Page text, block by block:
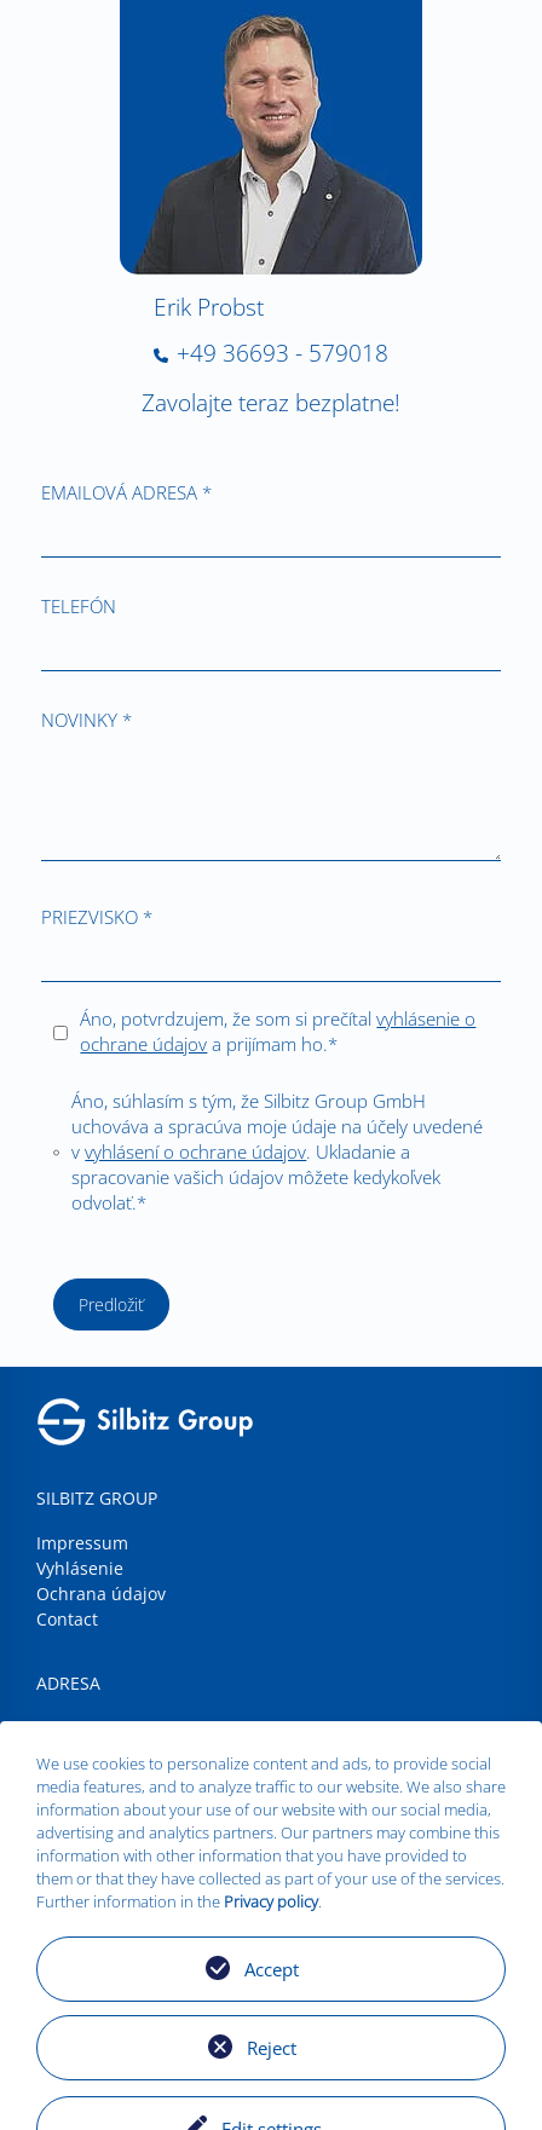
Erik Probst
+49 36693 - 579018
Zavolajte teraz bezplatne!
EMAILOVÁ ADRESA *
TELEFÓN
NOVINKY *
PRIEZVISKO *
Áno, potvrdzujem, že som si prečítalvyhlásenie o
ochrane údajov a prijímam ho.*
Áno, súhlasím s tým, že Silbitz Group GmbH
uchováva a spracúva moje údaje na účely uvedené
vvyhlásení o ochrane údajov. Ukladanie a
spracovanie vašich údajov môžete kedykoľvek
odvolať.*
Predložiť
SILBITZ GROUP
Impressum
Vyhlásenie
Ochrana údajov
Contact
ADRESA
Silbitz Group GmbH
Dr.- Maruschky - Straße 2
07613 Silbitz
Phone:+49 36693 579010
Email:info@silbitz-group.com
MIESTA
Silbitz
Zeitz
Košice
Torgelow
We use cookies to personalize content and ads, to provide social
media features, and to analyze traffic to our website. We also share
information about your use of our website with our social media,
advertising and analytics partners. Our partners may combine this
information with other information that you have provided to
them or that they have collected as part of your use of the services.
Further information in the Privacy policy.
Reject
Accept